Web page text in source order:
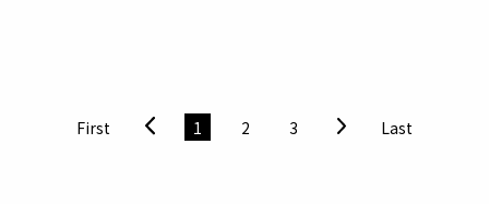
https://www.healthnews.com.tw/readnews.php?
id=64694
裹特製的「靈芝蛋慕斯」入口。讓軟嫩入味的肉片與脂香、
醬香及蛋慕斯的滑順濃郁巧妙融合，令人回味無窮。 自助
攝）在社群上有逾22萬粉絲的「10秒鐘教室」圖文創作者
蘑菇博士（Yan）表示，先前他雖曾為喜餅禮盒設計包裝、
First 1 2 3 Last